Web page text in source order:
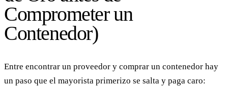
Comprometer un
Contenedor)
Entre encontrar un proveedor y comprar un contenedor hay
un paso que el mayorista primerizo se salta y paga caro: